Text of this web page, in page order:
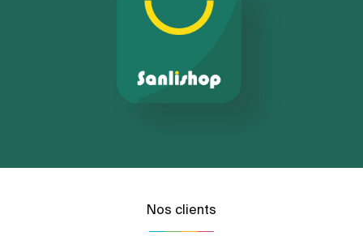
Nos clients